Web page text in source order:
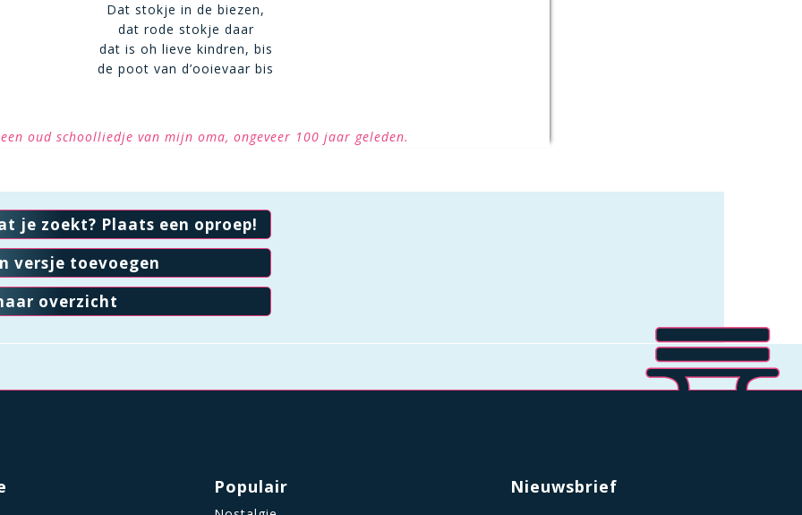
Dat stokje in de biezen,
dat rode stokje daar
dat is oh lieve kindren, bis
de poot van d’ooievaar bis
oud schoolliedje van mijn oma, ongeveer 100 jaar geleden.
je zoekt? Plaats een oproep!
versje toevoegen
overzicht
Populair Nieuwsbrief